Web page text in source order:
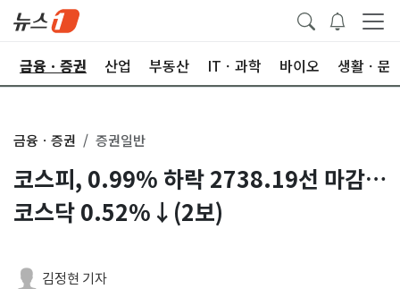
금융ㆍ증권 산업 부동산 ITㆍ과학 바이오 생활ㆍ문
금융ㆍ증권 증권일반
코스피, 0.99% 하락 2738.19선 마감…
코스닥 0.52%↓(2보)
김정현 기자